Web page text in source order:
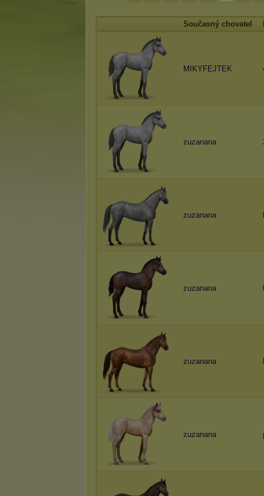
Současný chovatel
MIKYFEJTEK
zuzanana
zuzanana
zuzanana
zuzanana
zuzanana